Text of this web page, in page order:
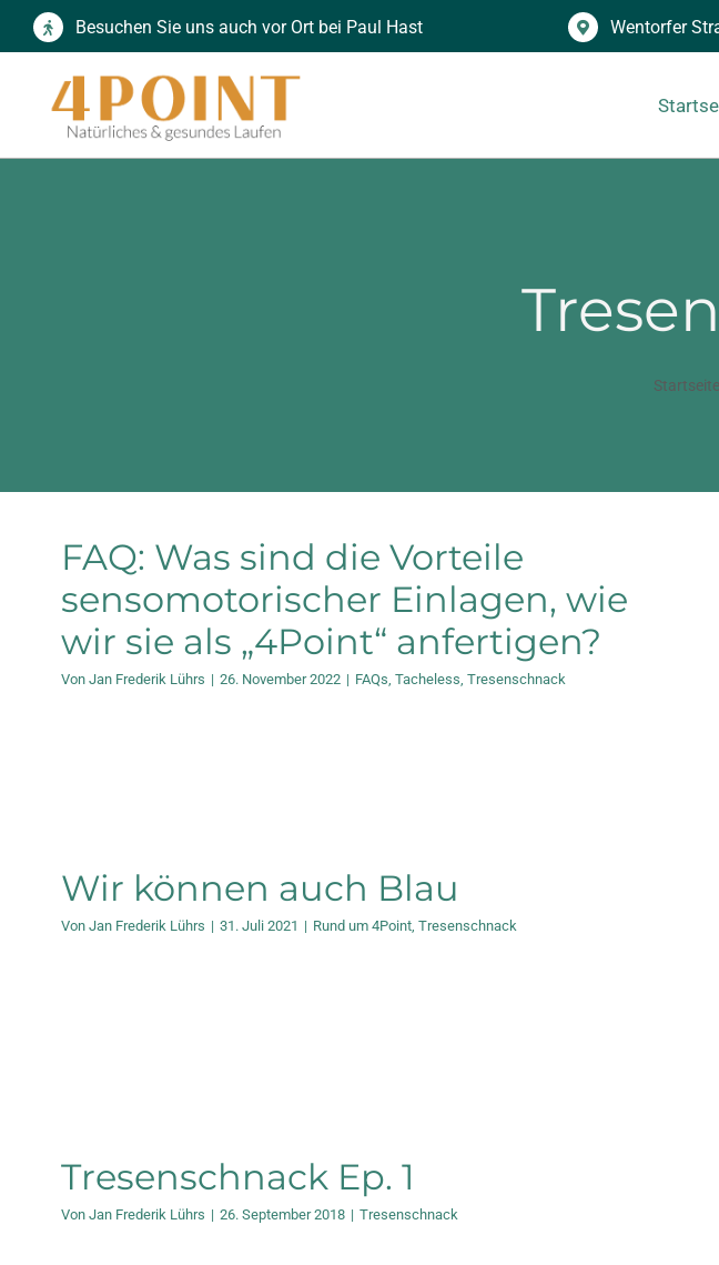
Zum
springen
Besuchen Sie uns auch vor Ort bei Paul Hast Wentorfer
Startseite
FAQ: Was sind die Vorteile
sensomotorischer Einlagen, wie
wir sie als „4Point“ anfertigen?
Von Jan Frederik Lührs | 26. November 2022 | FAQs Tacheless Tresenschnack
Wir können auch Blau
Von Jan Frederik Lührs | 31. Juli 2021 | Rund um 4Point Tresenschnack
Tresenschnack Ep. 1
Von Jan Frederik Lührs | 26. September 2018 | Tresenschnack